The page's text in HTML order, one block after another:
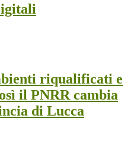
riqualificati e
il PNRR cambia
di Lucca